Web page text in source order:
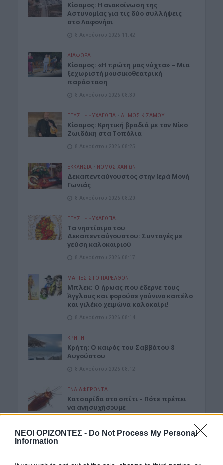
ΝΕΟΙ ΟΡΙΖΟΝΤΕΣ - Do Not Process My Personal
Information
Κίσαμος: Η ανακοίνωση της
Αστυνομίας για τις δύο συλλήψεις
στο Λαφονήσι
8 Αυγούστου 2026 11:42
ΔΙΆΦΟΡΑ
Κίσαμος: «Η πρώτη μας νύχτα» – Μια
ξεχωριστή μουσικοθεατρική
παράσταση
8 Αυγούστου 2026 08:30
ΓΕΎΣΗ - ΨΥΧΑΓΩΓΊΑ • ΔΉΜΟΣ ΚΙΣΆΜΟΥ
Kίσαμος: Κρητική βραδιά με τον Νίκο
Ζωιδάκη στα Τοπόλια
8 Αυγούστου 2026 08:25
ΕΚΚΛΗΣΙΑ • ΝΟΜΌΣ ΧΑΝΊΩΝ
Δεκαπενταύγουστος στην Ιερά Μονή
Γωνιάς
8 Αυγούστου 2026 08:20
ΓΕΎΣΗ - ΨΥΧΑΓΩΓΊΑ
Τα νηστίσιμα του
Δεκαπενταύγουστου: Συνταγές με
γεύση καλοκαιριού
8 Αυγούστου 2026 08:17
ΜΑΤΙΕΣ ΣΤΟ ΠΑΡΕΛΘΟΝ
Μπλεκ: O ήρωας που έδερνε τους
Άγγλους και φορούσε γούνινο καπέλο
και γιλέκο χειμώνα καλοκαίρι!
8 Αυγούστου 2026 08:14
ΚΡΗΤΗ
Κρήτη: O καιρός του Σαββάτου 8
Αυγούστου
8 Αυγούστου 2026 08:12
ΕΝΔΙΑΦΕΡΟΝΤΑ
Κατσαρίδα στο σπίτι – Πότε πρέπει
να ανησυχήσουμε
Δημοφιλή αυτή την εβδομάδα